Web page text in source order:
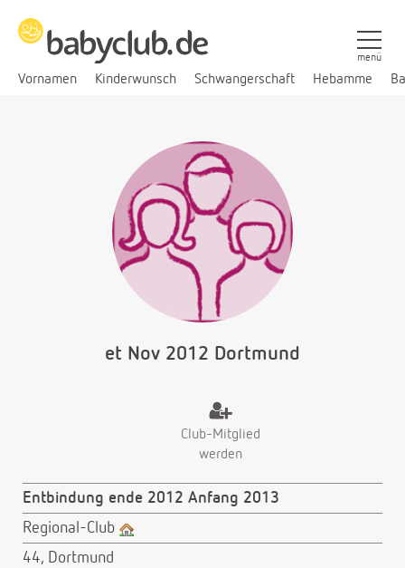
Vornamen Kinderwunsch Schwangerschaft Hebamme
menü
et Nov 2012 Dortmund
Club-Mitglied
werden
Entbindung ende 2012 Anfang 2013
Regional-Club
44, Dortmund